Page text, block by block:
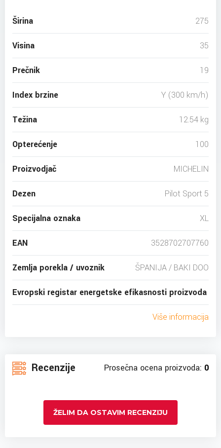
Širina 275
Visina 35
Prečnik 19
Index brzine Y (300 km/h)
Težina 12.54 kg
Opterećenje 100
Proizvodjač MICHELIN
Dezen Pilot Sport 5
Specijalna oznaka XL
EAN 3528702707760
Zemlja porekla / uvoznik ŠPANIJA / BAKI DOO
Evropski registar energetske efikasnosti proizvoda
Više informacija
Recenzije Prosečna ocena proizvoda: 0
ŽELIM DA OSTAVIM RECENZIJU